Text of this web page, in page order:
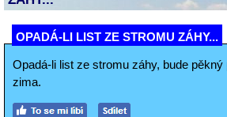
OPADÁ-LI LIST ZE STROMU ZÁHY...
Opadá-li list ze stromu záhy, bude
zima.